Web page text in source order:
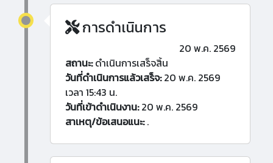
การดำเนินการ
20 พ.ค. 2569
สถานะ:ดำเนินการเสร็จสิ้น
วันที่ดำเนินการแล้วเสร็จ:20 พ.ค. 2569
เวลา 15:43 น.
วันที่เข้าดำเนินงาน:20 พ.ค. 2569
สาเหตุ/ข้อเสนอแนะ:.